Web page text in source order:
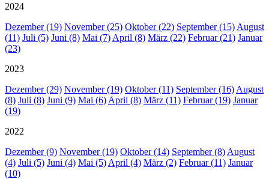
2024
Dezember (19) November (25) Oktober (22) September (15) August
(11) Juli (5) Juni (8) Mai (7) April (8) März (22) Februar (21) Januar
(23)
2023
Dezember (29) November (19) Oktober (11) September (16) August
(8) Juli (8) Juni (9) Mai (6) April (8) März (11) Februar (19) Januar
(19)
2022
Dezember (9) November (19) Oktober (14) September (8) August
(4) Juli (5) Juni (4) Mai (5) April (4) März (2) Februar (11) Januar
(10)